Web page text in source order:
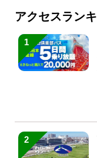
アクセスラン
1
2